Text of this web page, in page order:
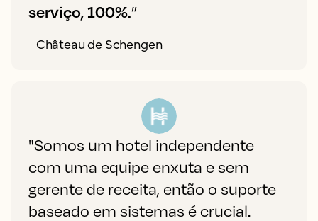
serviço, 100%.”
Château de Schengen
"Somos um hotel independente
com uma equipe enxuta e sem
gerente de receita, então o suporte
baseado em sistemas é crucial.